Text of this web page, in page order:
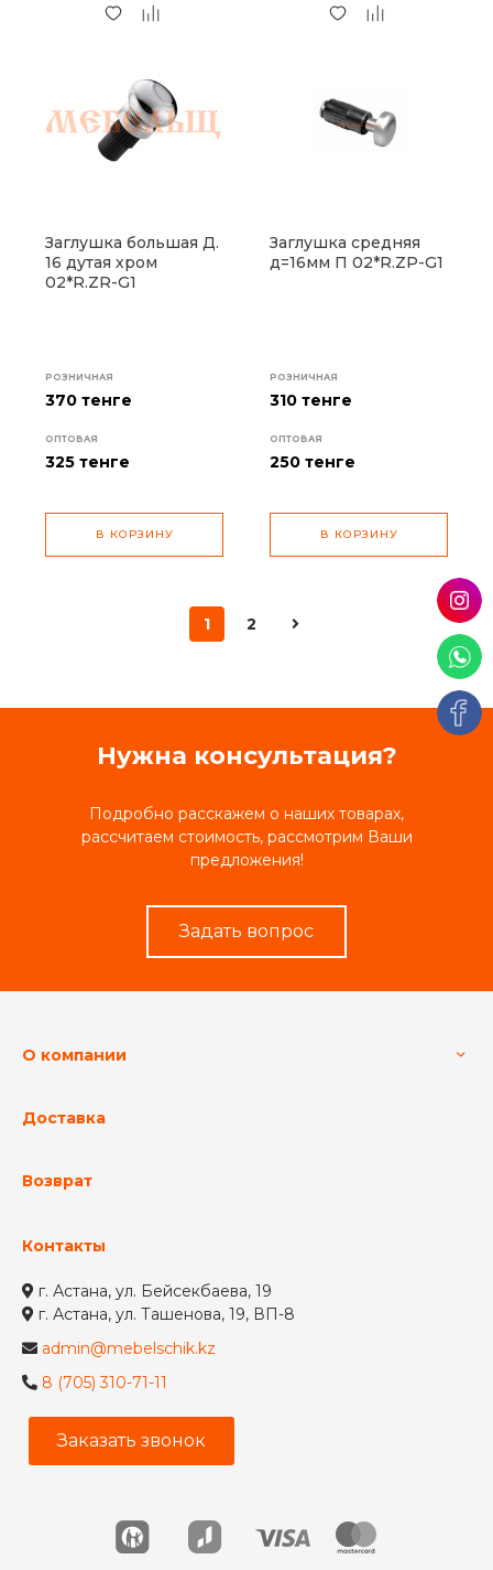
Заглушка большая Д.
16 дутая хром
02*R.ZR-G1
РОЗНИЧНАЯ
370 тенге
ОПТОВАЯ
325 тенге
В КОРЗИНУ
Заглушка средняя
д=16мм П 02*R.ZP-G1
РОЗНИЧНАЯ
310 тенге
ОПТОВАЯ
250 тенге
В КОРЗИНУ
1 2
Нужна консультация?
Подробно расскажем о наших товарах,
рассчитаем стоимость, рассмотрим Ваши
предложения!
Задать вопрос
О компании
Доставка
Возврат
Контакты
г. Астана, ул. Бейсекбаева, 19
г. Астана, ул. Ташенова, 19, ВП-8
admin@mebelschik.kz
8 (705) 310-71-11
Заказать звонок